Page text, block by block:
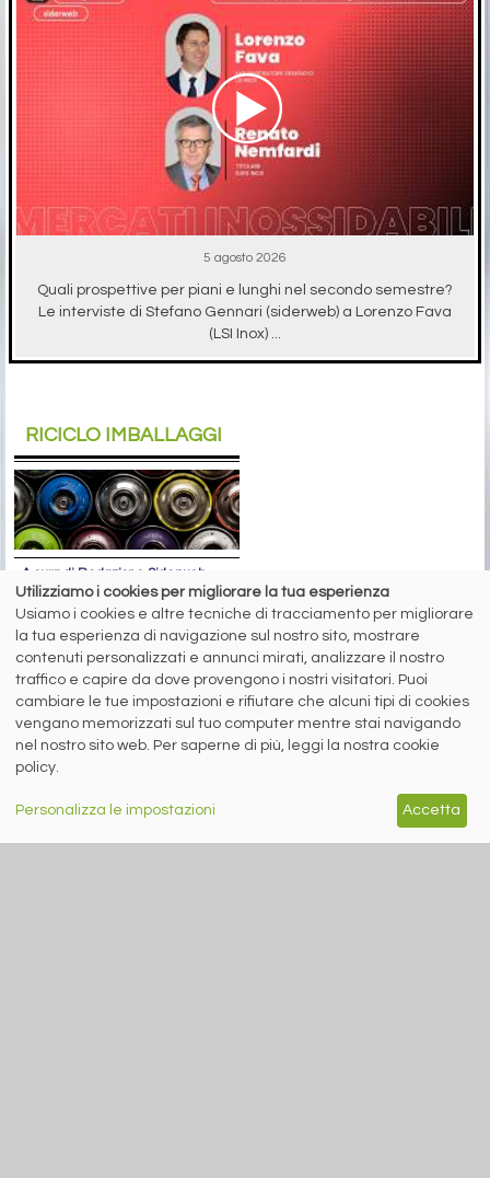
5 agosto 2026
Quali prospettive per piani e lunghi nel secondo semestre?
Le interviste di Stefano Gennari (siderweb) a Lorenzo Fava
(LSI Inox) ...
RICICLO IMBALLAGGI
A cura di Redazione Siderweb
RICREA: “Spray Sereno”
parla alla Gen Z
Oltre 6 milioni di contatti raggiunti
sui social network per la campagna
sul riciclo degli aerosol
siderweb
LA COMMUNITY DELL'ACCIAIO
Utilizziamo i cookies per migliorare la tua esperienza
Usiamo i cookies e altre tecniche di tracciamento per migliorare
la tua esperienza di navigazione sul nostro sito, mostrare
contenuti personalizzati e annunci mirati, analizzare il nostro
traffico e capire da dove provengono i nostri visitatori. Puoi
cambiare le tue impostazioni e rifiutare che alcuni tipi di cookies
vengano memorizzati sul tuo computer mentre stai navigando
nel nostro sito web. Per saperne di più, leggi la nostra cookie
policy.
Personalizza le impostazioni Accetta